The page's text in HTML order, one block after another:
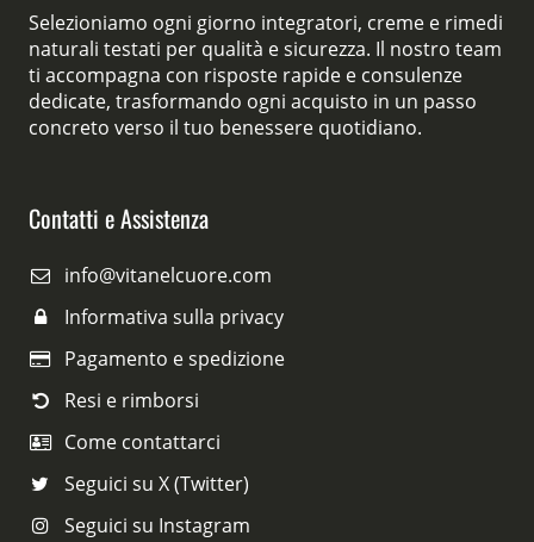
Selezioniamo ogni giorno integratori, creme e rimedi
naturali testati per qualità e sicurezza. Il nostro team
ti accompagna con risposte rapide e consulenze
dedicate, trasformando ogni acquisto in un passo
concreto verso il tuo benessere quotidiano.
Contatti e Assistenza
info@vitanelcuore.com
Informativa sulla privacy
Pagamento e spedizione
Resi e rimborsi
Come contattarci
Seguici su X (Twitter)
Seguici su Instagram